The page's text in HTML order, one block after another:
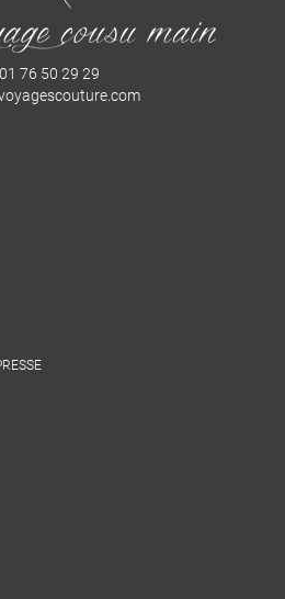
76 50 29 29